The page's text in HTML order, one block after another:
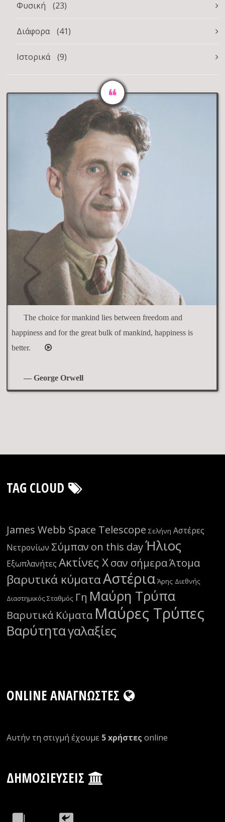
Φυσική (23)
Διάφορα (41)
Ιστορικά (9)
The choice for mankind lies between freedom and
happiness and for the great bulk of mankind, happiness is
better.
— George Orwell
TAG CLOUD
James Webb Space Telescope Σελήνη Αστέρες
Νετρονίων Σύμπαν on this dayΉλιος
Εξωπλανήτες Ακτίνες Χσαν σήμεραΆτομα
βαρυτικά κύματαΑστέρια Άρης Διεθνής
Διαστημικός Σταθμός Γη Μαύρη Τρύπα
Βαρυτικά Κύματα Μαύρες Τρύπες
Βαρύτηταγαλαξίες
ONLINE ΑΝΑΓΝΏΣΤΕΣ
Αυτήν τη στιγμή έχουμε 5 xρήστες οnline
ΔΗΜΟΣΙΕΎΣΕΙΣ